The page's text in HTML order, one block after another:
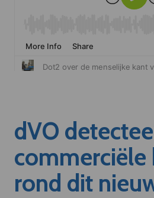
dVO
commerciële
rond dit